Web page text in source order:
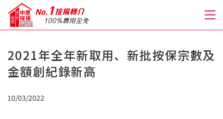
關於我們
2021年全年新取用、新批按保宗數及
金額創紀錄新高
10/03/2022